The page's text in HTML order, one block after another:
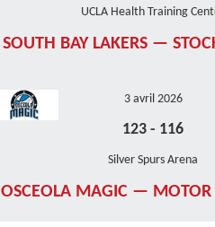
UCLA Health Training
SOUTH BAY LAKERS —
3 avril 2026
123 - 116
Silver Spurs Arena
OSCEOLA MAGIC — MOTOR